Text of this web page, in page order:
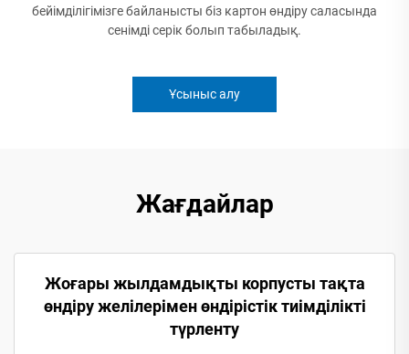
бейімділігімізге байланысты біз картон өндіру саласында
сенімді серік болып табыладық.
Ұсыныс алу
Жағдайлар
Жоғары жылдамдықты корпусты тақта
өндіру желілерімен өндірістік тиімділікті
түрленту